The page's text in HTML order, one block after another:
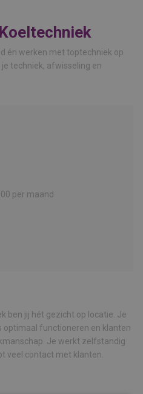
én werken met toptechniek op
techniek, afwisseling en
per maand
ben jij hét gezicht op locatie. Je
functioneren en klanten
Je werkt zelfstandig
veel contact met klanten.